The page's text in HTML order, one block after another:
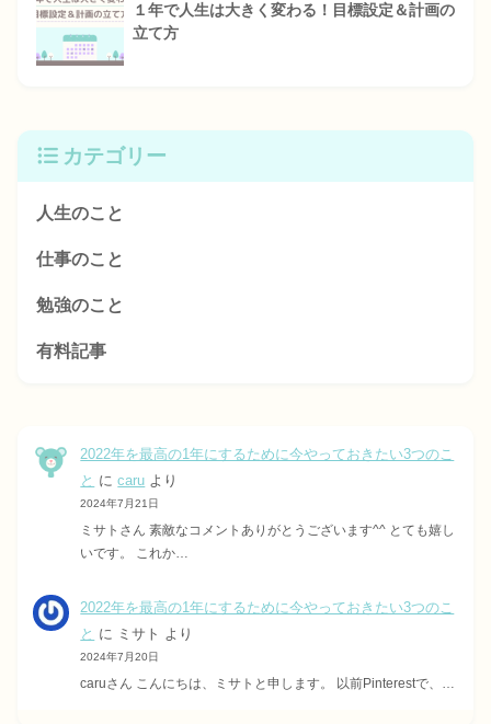
１年で人生は大きく変わる！目標設定＆計画の
立て方
カテゴリー
人生のこと
仕事のこと
勉強のこと
有料記事
2022年を最高の1年にするために今やっておきたい3つのこ
と にcaru より
2024年7月21日
ミサトさん 素敵なコメントありがとうございます^^ とても嬉し
いです。 これか…
2022年を最高の1年にするために今やっておきたい3つのこ
と に ミサト より
2024年7月20日
caruさん こんにちは、ミサトと申します。 以前Pinterestで、…